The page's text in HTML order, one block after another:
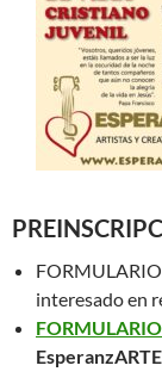
interesado en